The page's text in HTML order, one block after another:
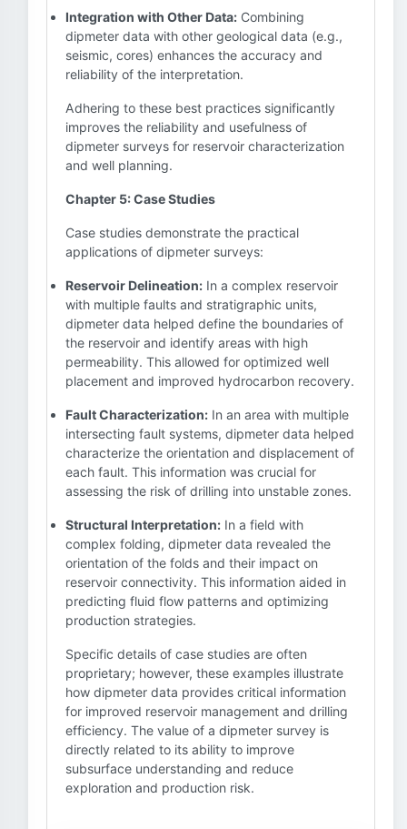
Integration with Other Data: Combining
dipmeter data with other geological data (e.g.,
seismic, cores) enhances the accuracy and
reliability of the interpretation.
Adhering to these best practices significantly
improves the reliability and usefulness of
dipmeter surveys for reservoir characterization
and well planning.
Chapter 5: Case Studies
Case studies demonstrate the practical
applications of dipmeter surveys:
Reservoir Delineation: In a complex reservoir
with multiple faults and stratigraphic units,
dipmeter data helped define the boundaries of
the reservoir and identify areas with high
permeability. This allowed for optimized well
placement and improved hydrocarbon recovery.
Fault Characterization: In an area with multiple
intersecting fault systems, dipmeter data helped
characterize the orientation and displacement of
each fault. This information was crucial for
assessing the risk of drilling into unstable zones.
Structural Interpretation: In a field with
complex folding, dipmeter data revealed the
orientation of the folds and their impact on
reservoir connectivity. This information aided in
predicting fluid flow patterns and optimizing
production strategies.
Specific details of case studies are often
proprietary; however, these examples illustrate
how dipmeter data provides critical information
for improved reservoir management and drilling
efficiency. The value of a dipmeter survey is
directly related to its ability to improve
subsurface understanding and reduce
exploration and production risk.